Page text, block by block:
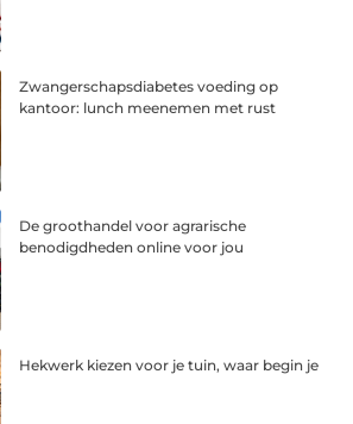
Zwangerschapsdiabetes voeding op
kantoor: lunch meenemen met rust
De groothandel voor agrarische
benodigdheden online voor jou
Hekwerk kiezen voor je tuin, waar begin je